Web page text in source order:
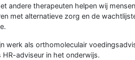
andere therapeuten helpen wij
met alternatieve zorg en de
werk als orthomoleculair
HR-adviseur in het onderwijs.